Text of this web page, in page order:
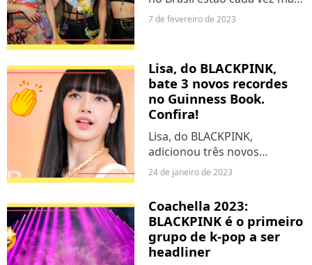
fortes. O grupo de k-pop
nosso país. Ainda mais
depois des fãs terem
encontrado uma pista...
7 de fevereiro de 2023
Lisa, do BLACKPINK,
bate 3 novos recordes
no Guinness Book.
Confira!
Lisa, do BLACKPINK,
adicionou três novos
recordes no seu currículo,
nesta terça-feira (24). O
Guinness Book mencionou a
idol de K-pop em lista sobre
prêmios da MTV e ainda
destacou...
24 de janeiro de 2023
Coachella 2023:
BLACKPINK é o primeiro
grupo de k-pop a ser
headliner